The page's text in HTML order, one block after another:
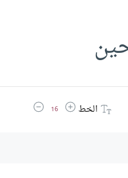
الخطزيادة حجم الخط
16 تقليل حجم الخط